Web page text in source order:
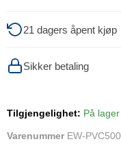
21 dagers åpent kjøp
Sikker betaling
Tilgjengelighet: På lager
Varenummer EW-PVC500